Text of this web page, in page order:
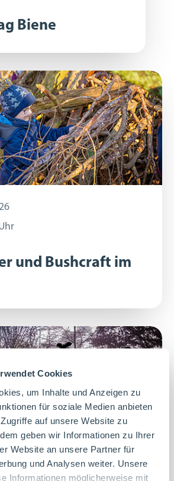
Cookies
um Inhalte und Anzeigen zu
für soziale Medien anbieten
auf unsere Website zu
geben wir Informationen zu Ihrer
Website an unsere Partner für
und Analysen weiter. Unsere
Informationen möglicherweise mit
Biene
und Bushcraft im